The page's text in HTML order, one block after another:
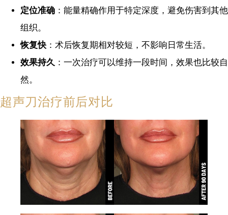
定位准确 ：能量精确作用于特定深度，避免伤害到其他
组织。
恢复快 ：术后恢复期相对较短，不影响日常生活。
效果持久 ：一次治疗可以维持一段时间，效果也比较自
然。
超声刀治疗前后对比